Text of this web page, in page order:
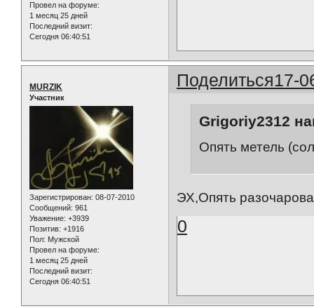
Провел на форуме:
1 месяц 25 дней
Последний визит:
Сегодня 06:40:51
Поделиться17-
MURZIK
Участник
Зарегистрирован: 08-07-2010
Сообщений: 961
Уважение: +3939
Позитив: +1916
Пол: Мужской
Провел на форуме:
1 месяц 25 дней
Последний визит:
Сегодня 06:40:51
Grigoriy2312
Опять метель
ЭХ,Опять
0